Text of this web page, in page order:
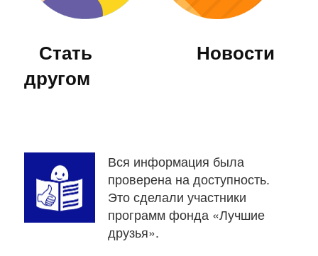
Стать
другом
Новости
Вся информация была
проверена на доступность.
Это сделали участники
программ фонда «Лучшие
друзья».